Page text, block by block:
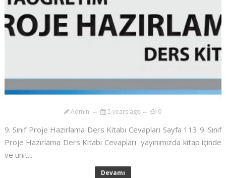
Admin 5 years ago 0
9. Sınıf Proje Hazırlama Ders Kitabı Cevapları Sayfa 113 9. Sınıf
Proje Hazırlama Ders Kitabı Cevapları yayınımızda kitap içinde
ve ünit...
Devamı